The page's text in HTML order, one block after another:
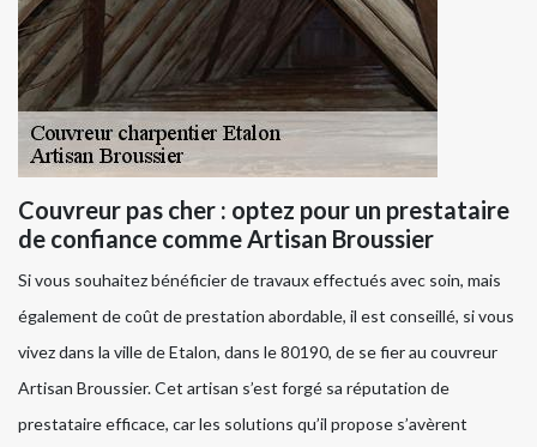
Couvreur pas cher : optez pour un prestataire
de confiance comme Artisan Broussier
Si vous souhaitez bénéficier de travaux effectués avec soin, mais
également de coût de prestation abordable, il est conseillé, si vous
vivez dans la ville de Etalon, dans le 80190, de se fier au couvreur
Artisan Broussier. Cet artisan s’est forgé sa réputation de
prestataire efficace, car les solutions qu’il propose s’avèrent